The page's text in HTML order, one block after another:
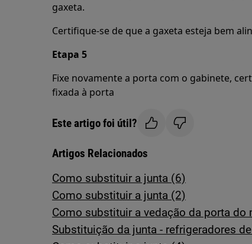
gaxeta.
Certifique-se de que a gaxeta esteja bem
Etapa 5
Fixe novamente a porta com o gabinete,
fixada à porta
Este artigo foi útil?
Artigos Relacionados
Como substituir a junta (6)
Como substituir a junta (2)
Como substituir a vedação da porta do
Substituição da junta - refrigeradores